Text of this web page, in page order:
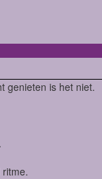
genieten is het niet.